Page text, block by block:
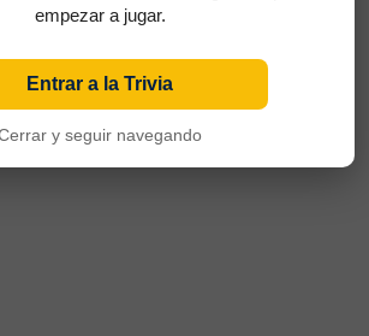
empezar a jugar.
Entrar a la Trivia
y seguir navegando